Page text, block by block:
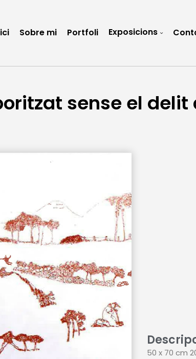
Sobre mi Portfoli Exposicions
sense el
50 x 70 cm